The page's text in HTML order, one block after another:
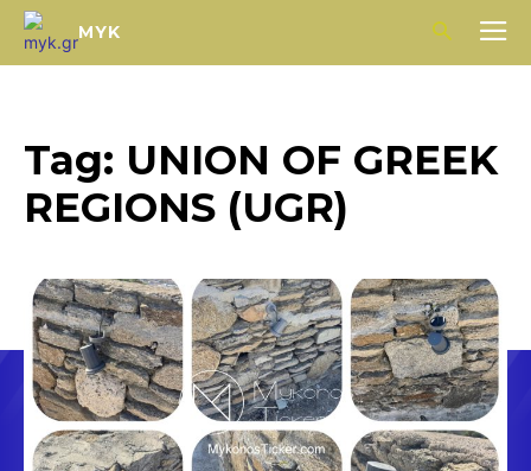
MYK
Tag: UNION OF GREEK
REGIONS (UGR)